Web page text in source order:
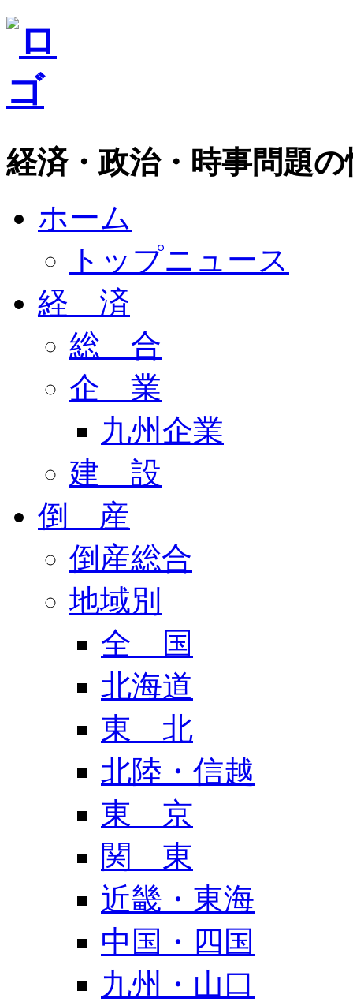
経済・政治・時事問題
ホーム
トップニュース
経 済
総 合
企 業
九州企業
建 設
倒 産
倒産総合
地域別
全 国
北海道
東 北
北陸・信越
東 京
関 東
近畿・東海
中国・四国
九州・山口